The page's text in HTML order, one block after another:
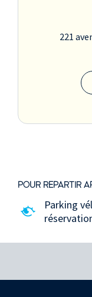
221
POUR REPARTIR
Parking